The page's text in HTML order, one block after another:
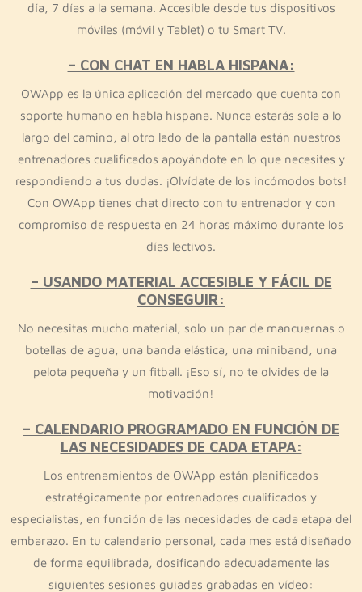
día, 7 días a la semana. Accesible desde tus dispositivos
móviles (móvil y Tablet) o tu Smart TV.
– CON CHAT EN HABLA HISPANA:
OWApp es la única aplicación del mercado que cuenta con
soporte humano en habla hispana. Nunca estarás sola a lo
largo del camino, al otro lado de la pantalla están nuestros
entrenadores cualificados apoyándote en lo que necesites y
respondiendo a tus dudas. ¡Olvídate de los incómodos bots!
Con OWApp tienes chat directo con tu entrenador y con
compromiso de respuesta en 24 horas máximo durante los
días lectivos.
– USANDO MATERIAL ACCESIBLE Y FÁCIL DE
CONSEGUIR:
No necesitas mucho material, solo un par de mancuernas o
botellas de agua, una banda elástica, una miniband, una
pelota pequeña y un fitball. ¡Eso sí, no te olvides de la
motivación!
– CALENDARIO PROGRAMADO EN FUNCIÓN DE
LAS NECESIDADES DE CADA ETAPA:
Los entrenamientos de OWApp están planificados
estratégicamente por entrenadores cualificados y
especialistas, en función de las necesidades de cada etapa del
embarazo. En tu calendario personal, cada mes está diseñado
de forma equilibrada, dosificando adecuadamente las
siguientes sesiones guiadas grabadas en vídeo: